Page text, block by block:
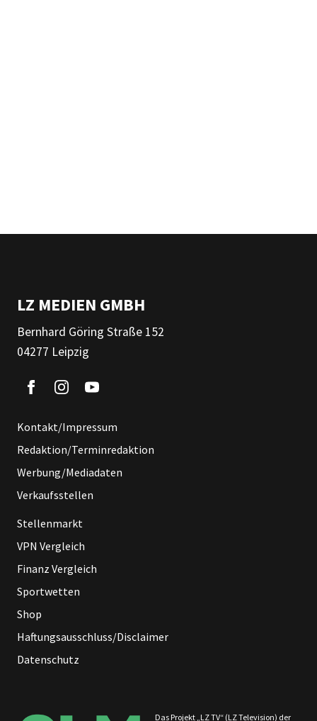
LZ MEDIEN GMBH
Bernhard Göring Straße 152
04277 Leipzig
Kontakt/Impressum
Redaktion/Terminredaktion
Werbung/Mediadaten
Verkaufsstellen
Stellenmarkt
VPN Vergleich
Finanz Vergleich
Sportwetten
Shop
Haftungsausschluss/Disclaimer
Datenschutz
Das Projekt „LZ TV“ (LZ Television) der